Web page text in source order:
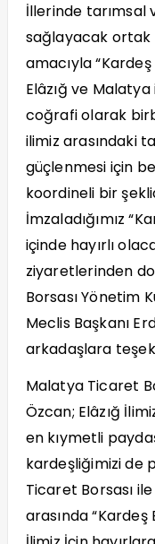
İllerinde tarımsal
sağlayacak ortak
amacıyla“Kardeş
Elâzığ ve
coğrafi olarak
ilimiz arasındaki
güçlenmesi için
koordineli bir
İmzaladığımız“
içinde hayırlı
ziyaretlerinden
BorsasıYönetim
Meclis Başkanı
arkadaşlara
Malatya Ticaret
Özcan; Elâzığ
en kıymetli
kardeşliğimizi de
Ticaret Borsası
arasında“Kardeş